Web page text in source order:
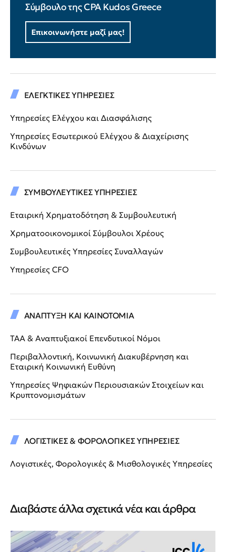
Σύμβουλο της CPA Kudos Greece
Επικοινωνήστε μαζί μας!
ΕΛΕΓΚΤΙΚΕΣ ΥΠΗΡΕΣΙΕΣ
Υπηρεσίες Ελέγχου και Διασφάλισης
Υπηρεσίες Εσωτερικού Ελέγχου & Διαχείρισης
Κινδύνων
ΣΥΜΒΟΥΛΕΥΤΙΚΕΣ ΥΠΗΡΕΣΙΕΣ
Εταιρική Χρηματοδότηση & Συμβουλευτική
Χρηματοοικονομικοί Σύμβουλοι Χρέους
Συμβουλευτικές Υπηρεσίες Συναλλαγών
Υπηρεσίες CFO
ΑΝΑΠΤΥΞΗ ΚΑΙ ΚΑΙΝΟΤΟΜΙΑ
ΤΑΑ & Αναπτυξιακοί Επενδυτικοί Νόμοι
Περιβαλλοντική, Κοινωνική Διακυβέρνηση και
Εταιρική Κοινωνική Ευθύνη
Υπηρεσίες Ψηφιακών Περιουσιακών Στοιχείων και
Κρυπτονομισμάτων
ΛΟΓΙΣΤΙΚΕΣ & ΦΟΡΟΛΟΓΙΚΕΣ ΥΠΗΡΕΣΙΕΣ
Λογιστικές, Φορολογικές & Μισθολογικές Υπηρεσίες
Διαβάστε άλλα σχετικά νέα και άρθρα